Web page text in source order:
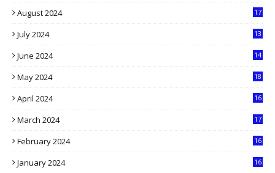
August 2024
17
July 2024
13
June 2024
14
May 2024
18
April 2024
16
March 2024
17
February 2024
16
January 2024
16